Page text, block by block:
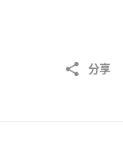
分享